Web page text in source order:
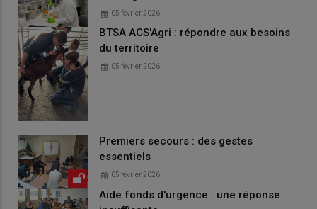
05 février 2026
BTSA ACS'Agri : répondre aux besoins
du territoire
05 février 2026
Premiers secours : des gestes
essentiels
05 février 2026
Aide fonds d'urgence : une réponse